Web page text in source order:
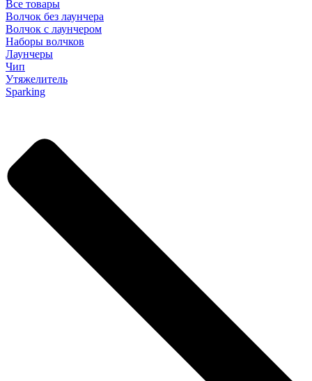
Все товары
Волчок без лаунчера
Волчок с лаунчером
Наборы волчков
Лаунчеры
Чип
Утяжелитель
Sparking